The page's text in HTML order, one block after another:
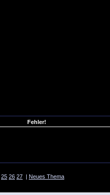
Fehler!
25 26 27 | Neues Thema